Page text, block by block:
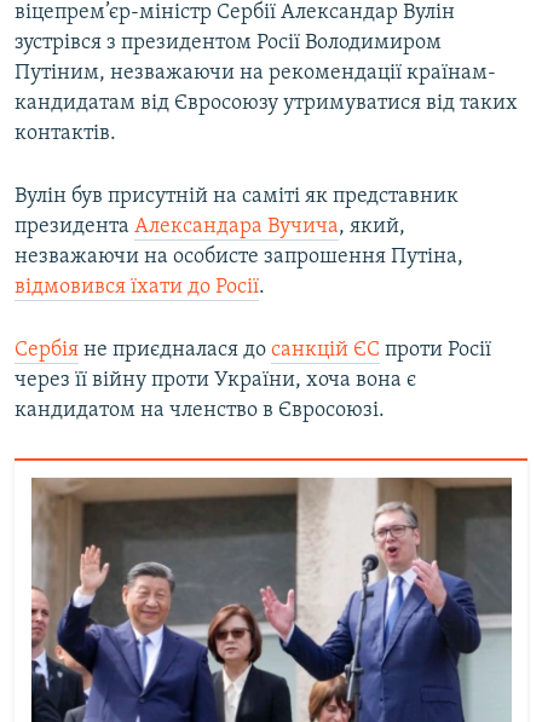
віцепрем’єр-міністр Сербії Александар Вулін
зустрівся з президентом Росії Володимиром
Путіним, незважаючи на рекомендації країнам-
кандидатам від Євросоюзу утримуватися від таких
контактів.
Вулін був присутній на саміті як представник
президента Александара Вучича, який,
незважаючи на особисте запрошення Путіна,
відмовився їхати до Росії.
Сербія не приєдналася до санкцій ЄС проти Росії
через її війну проти України, хоча вона є
кандидатом на членство в Євросоюзі.